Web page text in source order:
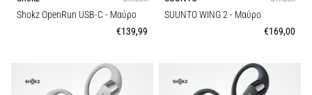
Εμφάνιση
Shokz OpenRun USB-C - Μαύρο
€139,99
SUUNTO WING 2- Μαύρο
€169,00